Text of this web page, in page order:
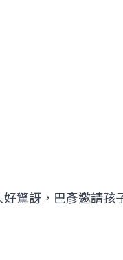
驚訝，巴彥邀請孩